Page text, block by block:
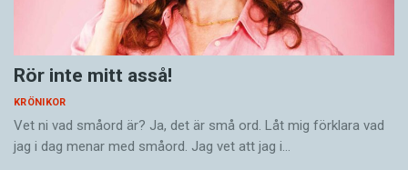
Rör inte mitt asså!
KRÖNIKOR
Vet ni vad småord är? Ja, det är små ord. Låt mig förklara vad
jag i dag menar med småord. Jag vet att jag i…